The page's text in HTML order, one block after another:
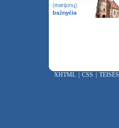
XHTML CSS TEISĖS